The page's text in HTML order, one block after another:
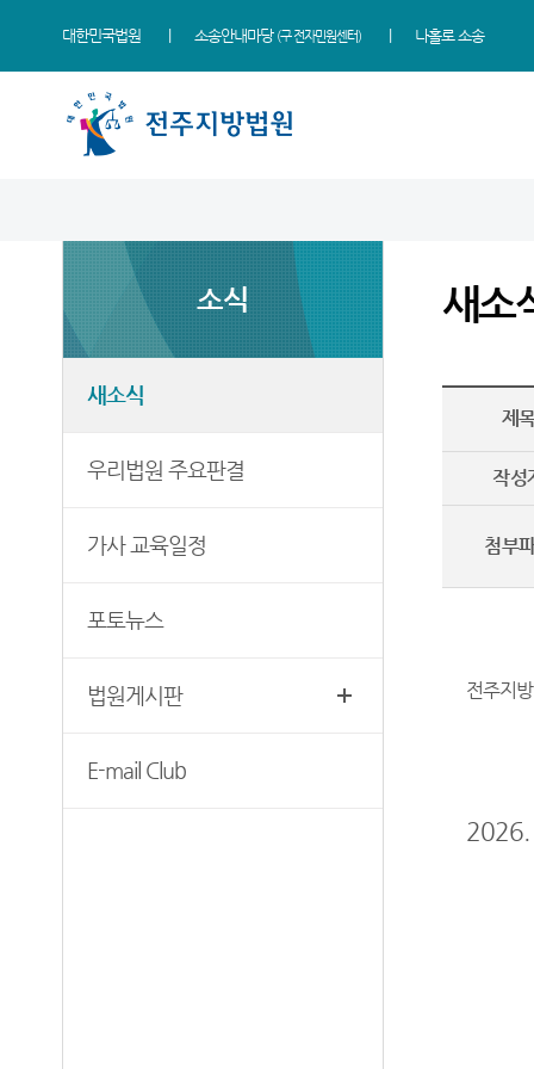
대한민국법원 소송안내마당 (구 전자민원센터) 나홀로 소송
조직 및 전화번호
시/군법원
청사안내
정읍지원
남원지원
우리법원 주요판결
가사 교육일정
E-mail Club
사회적 약자 통합적 사법
지원 - 사법접근센터
개인파산 및 개인회생 안내
자주묻는질문
무인등본발급기안내
재판기록열람복사예약
자료실
판결서사본 제공신청
칭찬합니다
법원견학
소식
새소식
우리법원 주요판결
가사 교육일정
포토뉴스
법원게시판
E-mail Club
새소
제
작성
첨부
전주지
2026.